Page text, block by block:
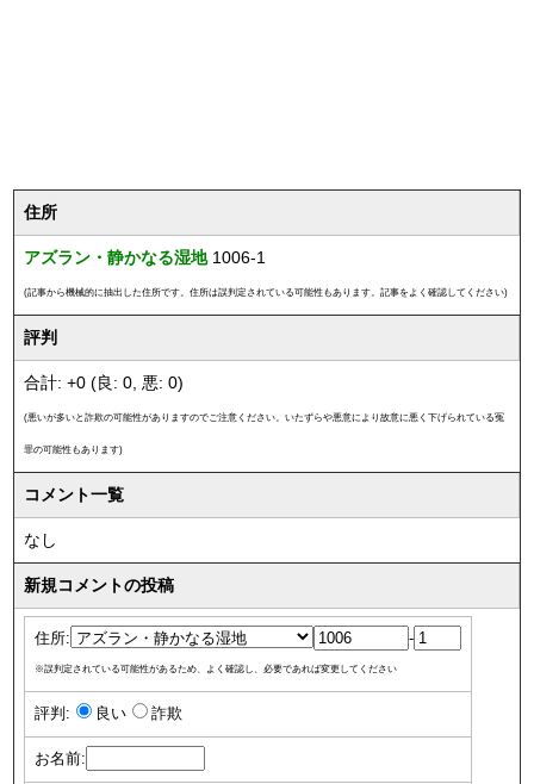
住所
アズラン・静かなる湿地1006-1
(記事から機械的に抽出した住所です。住所は誤判定されている可能性もあります。記事をよく確認してください)
評判
合計: +0 (良: 0, 悪: 0)
(悪いが多いと詐欺の可能性がありますのでご注意ください。いたずらや悪意により故意に悪く下げられている冤
罪の可能性もあります)
コメント一覧
なし
新規コメントの投稿
住所: -
※誤判定されている可能性があるため、よく確認し、必要であれば変更してください
評判: 良い 詐欺
お名前: